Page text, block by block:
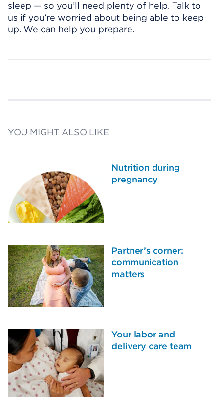
sleep — so you’ll need plenty of help. Talk to
us if you’re worried about being able to keep
up. We can help you prepare.
YOU MIGHT ALSO LIKE
Nutrition during
pregnancy
Partner’s corner:
communication
matters
Your labor and
delivery care team